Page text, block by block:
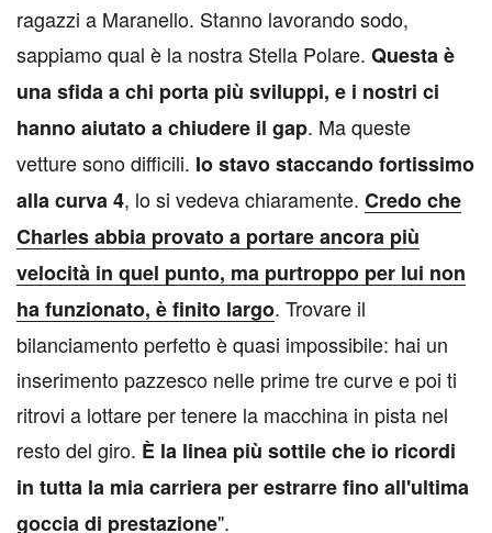
ragazzi a Maranello. Stanno lavorando sodo,
sappiamo qual è la nostra Stella Polare. Questa è
una sfida a chi porta più sviluppi, e i nostri ci
hanno aiutato a chiudere il gap. Ma queste
vetture sono difficili. Io stavo staccando fortissimo
alla curva 4, lo si vedeva chiaramente. Credo che
Charles abbia provato a portare ancora più
velocità in quel punto, ma purtroppo per lui non
ha funzionato, è finito largo. Trovare il
bilanciamento perfetto è quasi impossibile: hai un
inserimento pazzesco nelle prime tre curve e poi ti
ritrovi a lottare per tenere la macchina in pista nel
resto del giro. È la linea più sottile che io ricordi
in tutta la mia carriera per estrarre fino all'ultima
goccia di prestazione".